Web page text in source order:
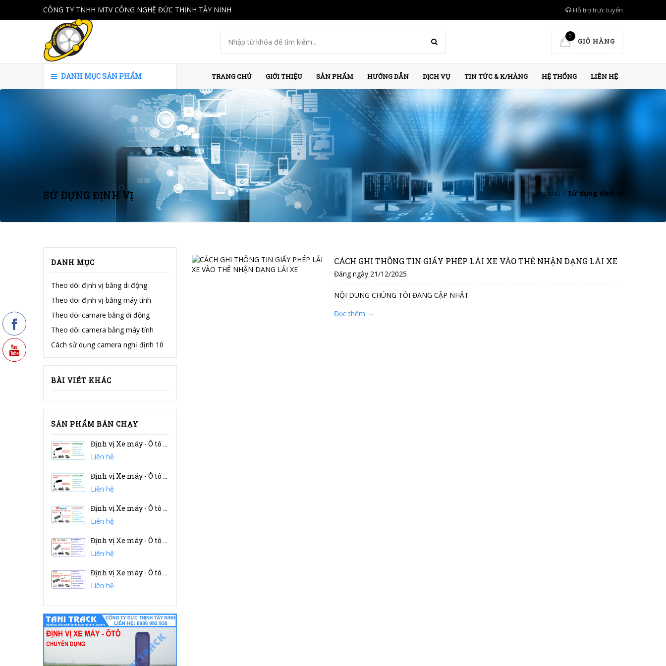
CÔNG TY TNHH MTV CÔNG NGHỆ ĐỨC THỊNH TÂY NINH Hỗ trợ trực tuyến
0
GIỎ HÀNG
DANH MỤC SẢN PHẨM TRANG CHỦ GIỚI THIỆU SẢN PHẨM HƯỚNG DẪN DỊCH VỤ TIN TỨC & K/HÀNG HỆ THỐNG LIÊN HỆ
SỬ DỤNG ĐỊNH VỊ Trang chủ / Sử dụng định vị
CÁCH GHI THÔNG TIN GIẤY PHÉP LÁI XE VÀO THẺ NHẬN DẠNG LÁI XE
Đăng ngày 21/12/2025
NỘI DUNG CHÚNG TÔI ĐANG CẬP NHẬT
Đọc thêm →
DANH MỤC
Theo dõi định vị bằng di động
Theo dõi định vị bằng máy tính
Theo dõi camare bằng di động
Theo dõi camera bằng máy tính
Cách sử dụng camera nghị định 10
BÀI VIẾT KHÁC
SẢN PHẨM BÁN CHẠY
Định vị Xe máy - Ô tô GT032
Liên hệ
Định vị Xe máy - Ô tô GT032 - (china)
Liên hệ
Định vị Xe máy - Ô tô SAGONSTAR
Liên hệ
Định vị Xe máy - Ô tô PROTRACK
Liên hệ
Định vị Xe máy - Ô tô VIETMAP
Liên hệ